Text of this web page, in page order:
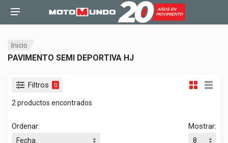
Inicio
PAVIMENTO SEMI DEPORTIVA HJ
Filtros 0
2 productos encontrados
Ordenar: Mostrar: